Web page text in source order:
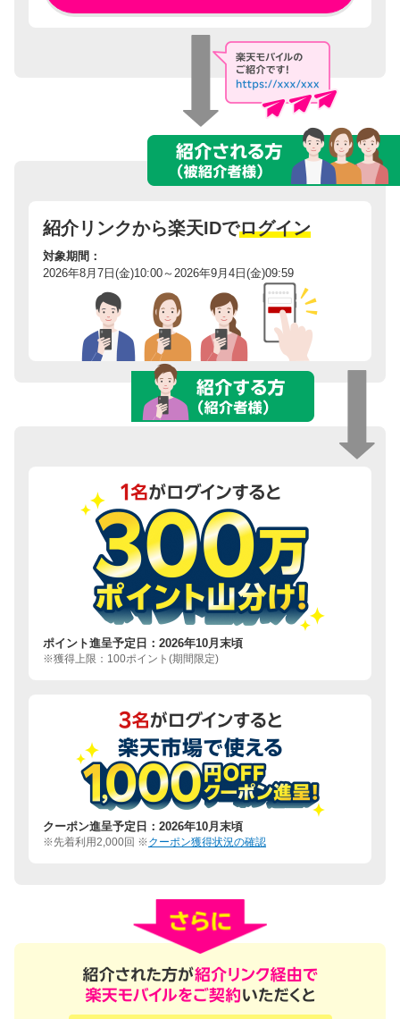
紹介リンクから楽天IDでログイン
対象期間：
2026年8月7日(金)10:00～2026年9月4日(金)09:59
ポイント進呈予定日：2026年10月末頃
※獲得上限：100ポイント(期間限定)
クーポン進呈予定日：2026年10月末頃
※先着利用2,000回 ※クーポン獲得状況の確認